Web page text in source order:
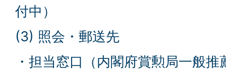
付中）
(3) 照会・郵送先
・担当窓口（内閣府賞勲局一般推